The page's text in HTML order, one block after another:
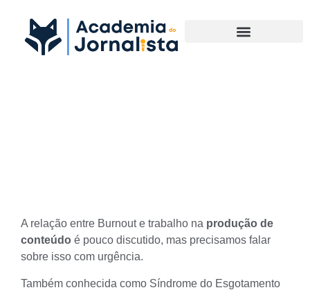
A relação entre Burnout e trabalho na produção de
conteúdo é pouco discutido, mas precisamos falar
sobre isso com urgência.
Também conhecida como Síndrome do Esgotamento